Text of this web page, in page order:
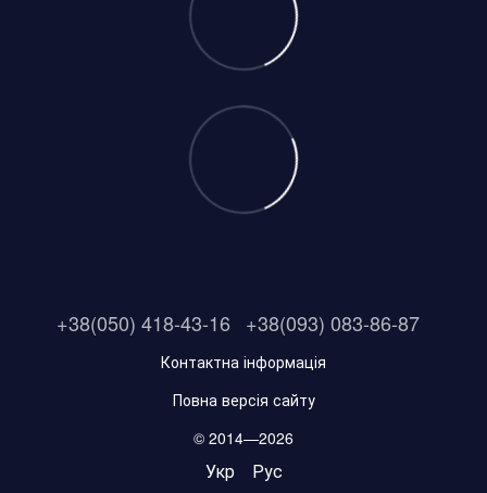
+38(050) 418-43-16 +38(093) 083-86-87
Контактна інформація
Повна версія сайту
© 2014—2026
Укр Рус